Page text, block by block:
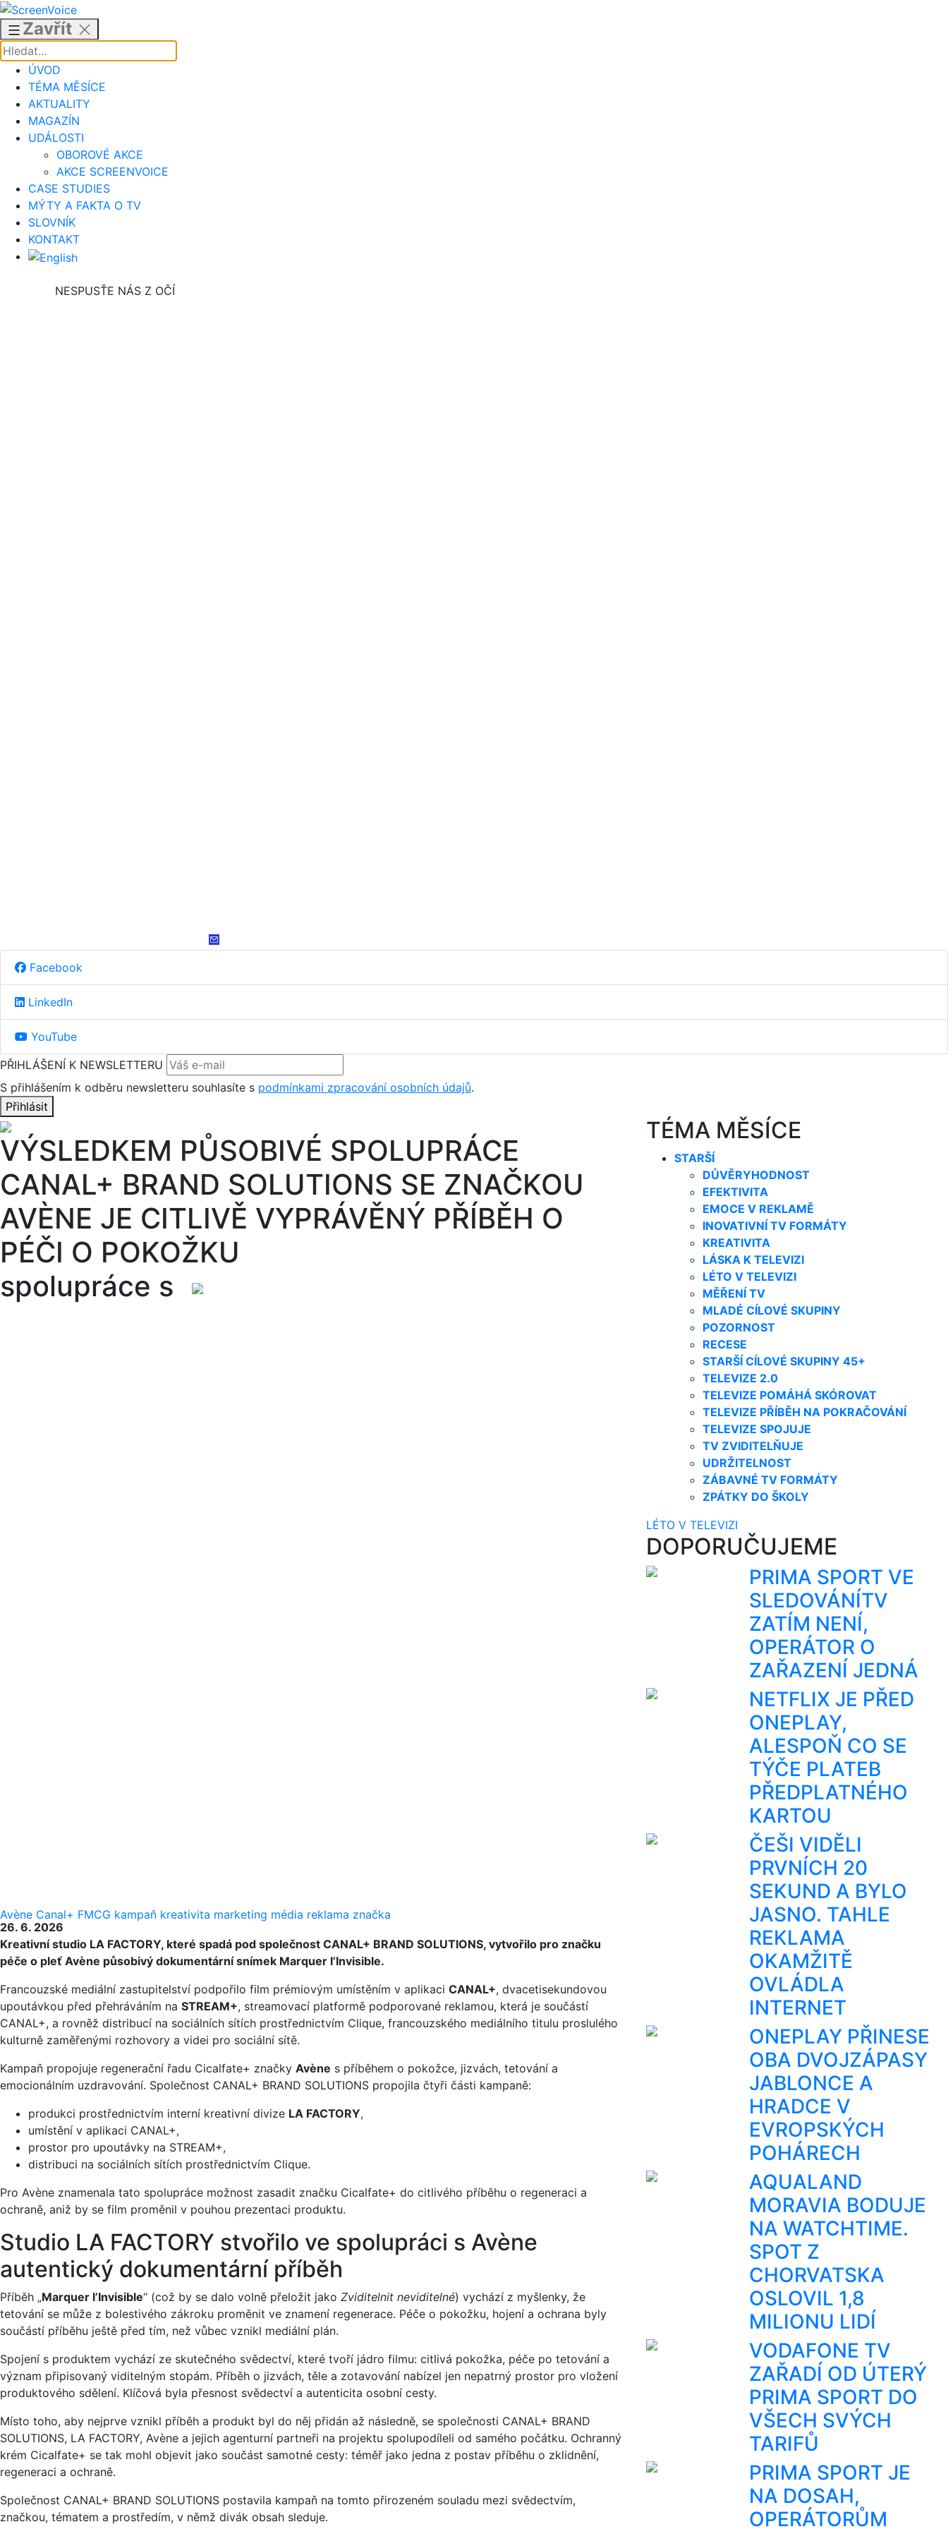
Přejít
obsahu
Zavřít
ÚVOD
TÉMA MĚSÍCE
AKTUALITY
MAGAZÍN
UDÁLOSTI
OBOROVÉ AKCE
AKCE SCREENVOICE
CASE STUDIES
MÝTY A FAKTA O TV
SLOVNÍK
KONTAKT
NESPUSŤE NÁS Z OČÍ
Facebook
LinkedIn
YouTube
PŘIHLÁŠENÍ K NEWSLETTERU
S přihlášením k odběru newsletteru souhlasíte s podmínkami zpracování osobních údajů.
Přihlásit
VÝSLEDKEM PŮSOBIVÉ SPOLUPRÁCE
CANAL+ BRAND SOLUTIONS SE ZNAČKOU
AVÈNE JE CITLIVĚ VYPRÁVĚNÝ PŘÍBĚH O
PÉČI O POKOŽKU
spolupráce s
Avène Canal+ FMCG kampaň kreativita marketing média reklama značka
26. 6. 2026
Kreativní studio LA FACTORY, které spadá pod společnost CANAL+ BRAND SOLUTIONS, vytvořilo pro značku
péče o pleť Avène působivý dokumentární snímek Marquer l’Invisible.
Francouzské mediální zastupitelství podpořilo film prémiovým umístěním v aplikaci CANAL+, dvacetisekundovou
upoutávkou před přehráváním na STREAM+, streamovací platformě podporované reklamou, která je součástí
CANAL+, a rovněž distribucí na sociálních sítích prostřednictvím Clique, francouzského mediálního titulu proslulého
kulturně zaměřenými rozhovory a videi pro sociální sítě.
Kampaň propojuje regenerační řadu Cicalfate+ značky Avène s příběhem o pokožce, jizvách, tetování a
emocionálním uzdravování. Společnost CANAL+ BRAND SOLUTIONS propojila čtyři části kampaně:
produkci prostřednictvím interní kreativní divize LA FACTORY,
umístění v aplikaci CANAL+,
prostor pro upoutávky na STREAM+,
distribuci na sociálních sítích prostřednictvím Clique.
Pro Avène znamenala tato spolupráce možnost zasadit značku Cicalfate+ do citlivého příběhu o regeneraci a
ochraně, aniž by se film proměnil v pouhou prezentaci produktu.
Studio LA FACTORY stvořilo ve spolupráci s Avène
autentický dokumentární příběh
Příběh „Marquer l’Invisible“ (což by se dalo volně přeložit jako Zviditelnit neviditelné) vychází z myšlenky, že
tetování se může z bolestivého zákroku proměnit ve znamení regenerace. Péče o pokožku, hojení a ochrana byly
součástí příběhu ještě před tím, než vůbec vznikl mediální plán.
Spojení s produktem vychází ze skutečného svědectví, které tvoří jádro filmu: citlivá pokožka, péče po tetování a
význam připisovaný viditelným stopám. Příběh o jizvách, těle a zotavování nabízel jen nepatrný prostor pro vložení
produktového sdělení. Klíčová byla přesnost svědectví a autenticita osobní cesty.
Místo toho, aby nejprve vznikl příběh a produkt byl do něj přidán až následně, se společnosti CANAL+ BRAND
SOLUTIONS, LA FACTORY, Avène a jejich agenturní partneři na projektu spolupodíleli od samého počátku. Ochranný
krém Cicalfate+ se tak mohl objevit jako součást samotné cesty: téměř jako jedna z postav příběhu o zklidnění,
regeneraci a ochraně.
Společnost CANAL+ BRAND SOLUTIONS postavila kampaň na tomto přirozeném souladu mezi svědectvím,
značkou, tématem a prostředím, v němž divák obsah sleduje.
TÉMA MĚSÍCE
STARŠÍ
DŮVĚRYHODNOST
EFEKTIVITA
EMOCE V REKLAMĚ
INOVATIVNÍ TV FORMÁTY
KREATIVITA
LÁSKA K TELEVIZI
LÉTO V TELEVIZI
MĚŘENÍ TV
MLADÉ CÍLOVÉ SKUPINY
POZORNOST
RECESE
STARŠÍ CÍLOVÉ SKUPINY 45+
TELEVIZE 2.0
TELEVIZE POMÁHÁ SKÓROVAT
TELEVIZE PŘÍBĚH NA POKRAČOVÁNÍ
TELEVIZE SPOJUJE
TV ZVIDITELŇUJE
UDRŽITELNOST
ZÁBAVNÉ TV FORMÁTY
ZPÁTKY DO ŠKOLY
LÉTO V TELEVIZI
DOPORUČUJEME
PRIMA SPORT VE
SLEDOVÁNÍTV
ZATÍM NENÍ,
OPERÁTOR O
ZAŘAZENÍ JEDNÁ
NETFLIX JE PŘED
ONEPLAY,
ALESPOŇ CO SE
TÝČE PLATEB
PŘEDPLATNÉHO
KARTOU
ČEŠI VIDĚLI
PRVNÍCH 20
SEKUND A BYLO
JASNO. TAHLE
REKLAMA
OKAMŽITĚ
OVLÁDLA
INTERNET
ONEPLAY PŘINESE
OBA DVOJZÁPASY
JABLONCE A
HRADCE V
EVROPSKÝCH
POHÁRECH
AQUALAND
MORAVIA BODUJE
NA WATCHTIME.
SPOT Z
CHORVATSKA
OSLOVIL 1,8
MILIONU LIDÍ
VODAFONE TV
ZAŘADÍ OD ÚTERÝ
PRIMA SPORT DO
VŠECH SVÝCH
TARIFŮ
PRIMA SPORT JE
NA DOSAH,
OPERÁTORŮM